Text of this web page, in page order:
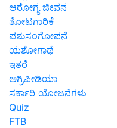
ಆರೋಗ್ಯ ಜೀವನ
ತೋಟಗಾರಿಕೆ
ಪಶುಸಂಗೋಪನೆ
ಯಶೋಗಾಥೆ
ಇತರೆ
ಅಗ್ರಿಪೀಡಿಯಾ
ಸರ್ಕಾರಿ ಯೋಜನೆಗಳು
Quiz
FTB